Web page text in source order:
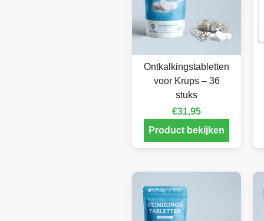
Ontkalkingstabletten
voor Krups – 36
stuks
€31,95
Product bekijken